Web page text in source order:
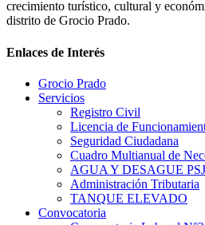
crecimiento turístico, cultural y
distrito de Grocio Prado.
Enlaces de Interés
Grocio Prado
Servicios
Registro Civil
Licencia de
Seguridad Ciudadana
Cuadro Multianual de
AGUA Y DESAGUE
Administración Tributaria
TANQUE ELEVADO
Convocatoria